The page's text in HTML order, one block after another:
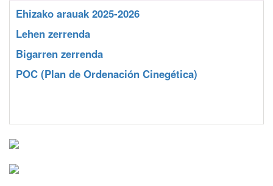
Ehizako arauak 2025-2026
Lehen zerrenda
Bigarren zerrenda
POC (Plan de Ordenación Cinegética)